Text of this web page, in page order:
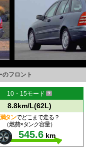
フロント
10・15モード
8.8km/L(62L)
満タンでどこまで走る？
（燃費×タンク容量）
545.6 km